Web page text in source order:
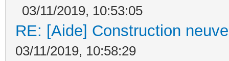
03/11/2019, 10:53:05
RE: [Aide] Construction
03/11/2019, 10:58:29